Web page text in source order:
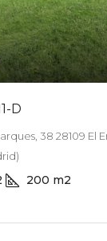
D
38 28109 El
200 m2